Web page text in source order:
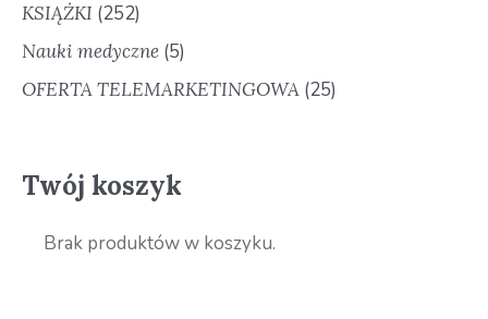
KSIĄŻKI (252)
Nauki medyczne (5)
OFERTA TELEMARKETINGOWA (25)
Twój koszyk
Brak produktów w koszyku.